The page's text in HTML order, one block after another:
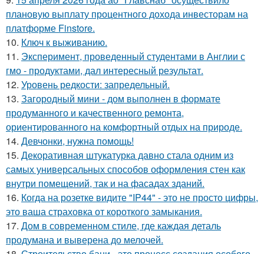
плановую выплату процентного дохода инвесторам на
платформе Finstore.
10. Ключ к выживанию.
11. Эксперимент, проведенный студентами в Англии с
гмо - продуктами, дал интересный результат.
12. Уровень редкости: запредельный.
13. Загородный мини - дом выполнен в формате
продуманного и качественного ремонта,
ориентированного на комфортный отдых на природе.
14. Девчонки, нужна помощь!
15. Декоративная штукатурка давно стала одним из
самых универсальных способов оформления стен как
внутри помещений, так и на фасадах зданий.
16. Когда на розетке видите "IP44" - это не просто цифры,
это ваша страховка от короткого замыкания.
17. Дом в современном стиле, где каждая деталь
продумана и выверена до мелочей.